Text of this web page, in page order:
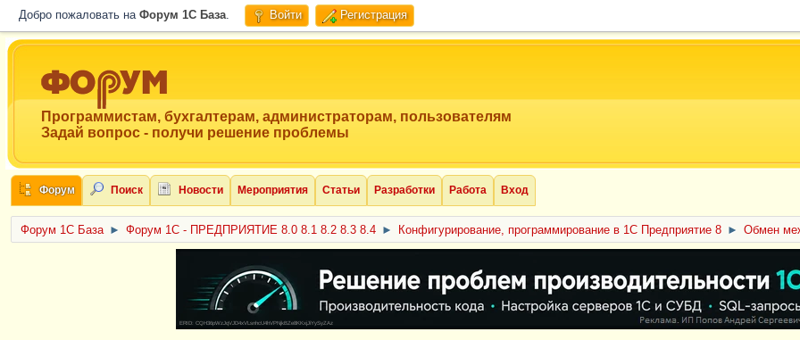
Добро пожаловать на Форум 1C База. Войти Регистрация
Программистам, бухгалтерам, администраторам, пользователям
Задай вопрос - получи решение проблемы
Форум Поиск Новости Мероприятия Статьи Разработки Работа Вход
Форум 1C База ► Форум 1С - ПРЕДПРИЯТИЕ 8.0 8.1 8.2 8.3 8.4 ► Конфигурирование, программирование в 1С Предприятие 8 ► Обмен
ERID: CQH36pWzJqVJD4xVLsnhcU4hVPNjkBZe8KKxjJiYySyZAz